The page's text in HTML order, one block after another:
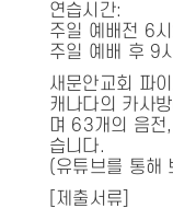
연습시간:
주일 예배전 6
주일 예배 후 9
새문안교회 파
캐나다의 카사
며 63개의 음
습니다.
(유튜브를 통해
[제출서류]